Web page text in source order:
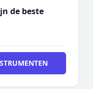
de beste